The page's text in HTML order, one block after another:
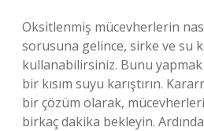
Oksitlenmiş mücevherlerin
sorusuna gelince, sirke ve su
kullanabilirsiniz. Bunu yapmak
bir kısım suyu karıştırın.
bir çözüm olarak, mücevherleri
birkaç dakika bekleyin.